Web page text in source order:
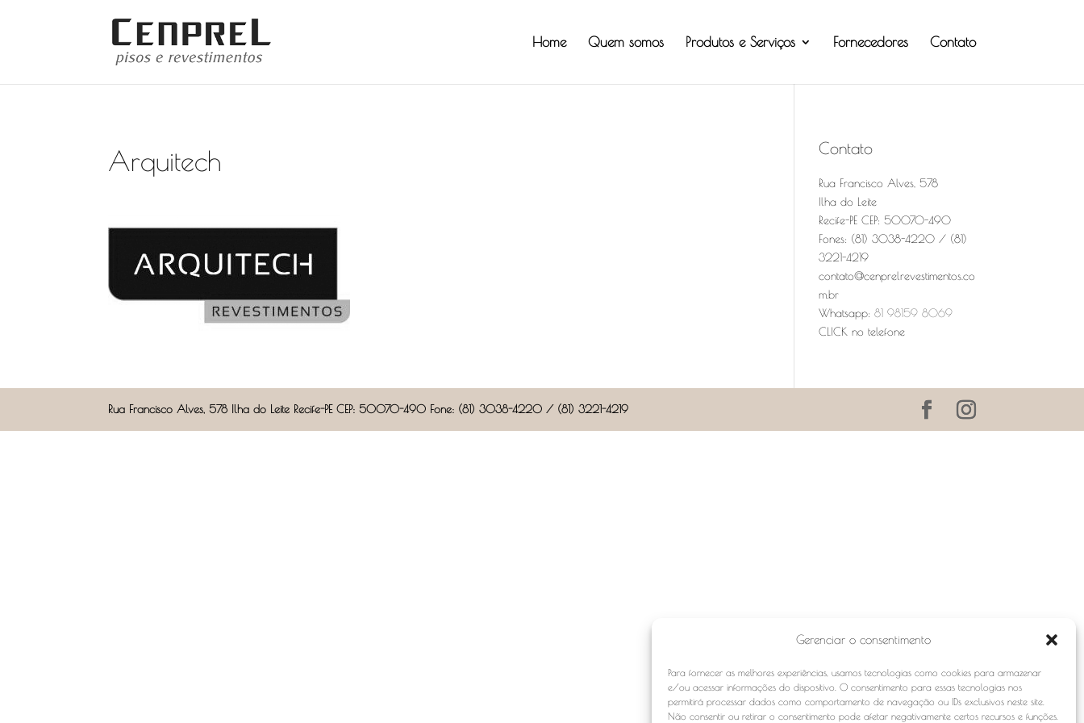
Gerenciar o consentimento
Para fornecer as melhores experiências, usamos tecnologias como cookies para armazenar
e/ou acessar informações do dispositivo. O consentimento para essas tecnologias nos
permitirá processar dados como comportamento de navegação ou IDs exclusivos neste site.
Não consentir ou retirar o consentimento pode afetar negativamente certos recursos e funções.
Home Quem somos Produtos e Serviços Fornecedores Contato
Arquitech Contato
Rua Francisco Alves, 578
Ilha do Leite
Recife-PE CEP: 50070-490
Fones: (81) 3038-4220 / (81)
3221-4219
contato@cenprelrevestimentos.co
m.br
Whatsapp:81 98159 8069
CLICK no telefone
Rua Francisco Alves, 578 Ilha do Leite Recife-PE CEP: 50070-490 Fone: (81) 3038-4220 / (81) 3221-4219